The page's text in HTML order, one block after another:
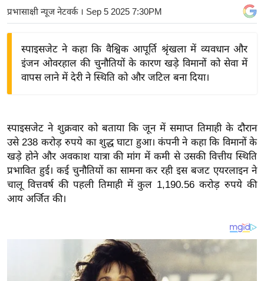
बि
ज
ग
त
वि
शे
प्रभासाक्षी न्यूज नेटवर्क। Sep 5 2025 7:30PM
स्पाइसजेट ने कहा कि वैश्विक आपूर्ति श्रृंखला में व्यवधान और
इंजन ओवरहाल की चुनौतियों के कारण खड़े विमानों को सेवा में
वापस लाने में देरी ने स्थिति को और जटिल बना दिया।
स्पाइसजेट ने शुक्रवार को बताया कि जून में समाप्त तिमाही के दौरान
उसे 238 करोड़ रुपये का शुद्ध घाटा हुआ। कंपनी ने कहा कि विमानों के
खड़े होने और अवकाश यात्रा की मांग में कमी से उसकी वित्तीय स्थिति
प्रभावित हुई। कई चुनौतियों का सामना कर रही इस बजट एयरलाइन ने
चालू वित्तवर्ष की पहली तिमाही में कुल 1,190.56 करोड़ रुपये की
आय अर्जित की।